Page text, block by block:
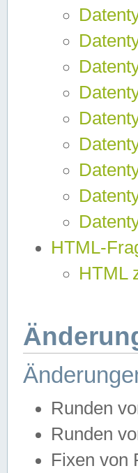
HTML-
HTML
Runden
Runden
Fixen von